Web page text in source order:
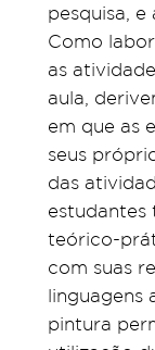
pesquisa,
Como
as
aula,
em que as
seus
das
teórico-
com suas
linguagens
pintura